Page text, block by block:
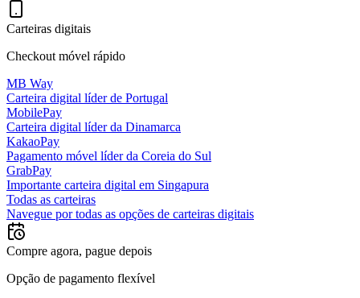
Carteiras digitais
Checkout móvel rápido
MB Way
Carteira digital líder de Portugal
MobilePay
Carteira digital líder da Dinamarca
KakaoPay
Pagamento móvel líder da Coreia do Sul
GrabPay
Importante carteira digital em Singapura
Todas as carteiras
Navegue por todas as opções de carteiras digitais
Compre agora, pague depois
Opção de pagamento flexível